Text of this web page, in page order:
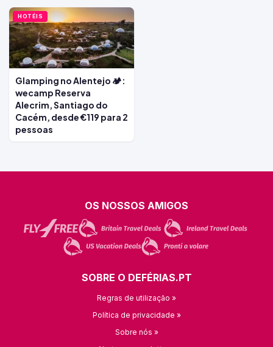
HOTÉIS
Glamping no Alentejo 🏕️:
wecamp Reserva
Alecrim, Santiago do
Cacém, desde €119 para 2
pessoas
OS NOSSOS AMIGOS
SOBRE O DEFÉRIAS.PT
Regras de utilização »
Política de privacidade »
Sobre nós »